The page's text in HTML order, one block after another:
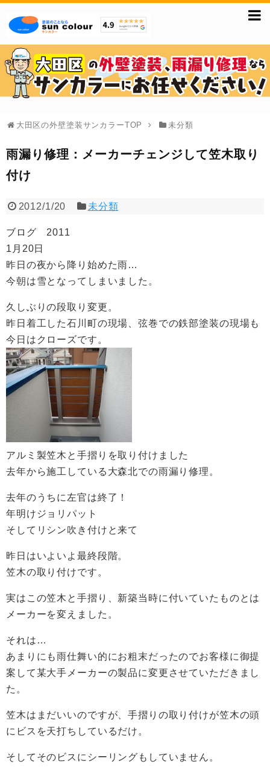
大田区の外壁塗装サンカラーTOP 未分類
雨漏り修理：メーカーチェンジして笠木取り
付け
2012/1/20 未分類
ブログ 2011
1月20日
昨日の夜から降り始めた雨…
今朝は雪となってしまいました。
久しぶりの段取り変更。
昨日着工した石川町の現場、弦巻での鉄部塗装の現場も
今日はクローズです。
アルミ製笠木と手摺りを取り付けました
去年から施工している大森北での雨漏り修理。
去年のうちに左官は終了！
年明けジョリパット
そしてリシン吹き付けと来て
昨日はいよいよ最終段階。
笠木の取り付けです。
実はこの笠木と手摺り、新築当時に付いていたものとは
メーカーを変えました。
それは…
あまりにも雨仕舞い的にお粗末だったのでお客様に御提
案して某大手メーカーの製品に変更させていただきまし
た。
笠木はまだいいのですが、手摺りの取り付けが笠木の頭
にビスを天打ちしているだけ。
そしてそのビスにシーリングもしていません。